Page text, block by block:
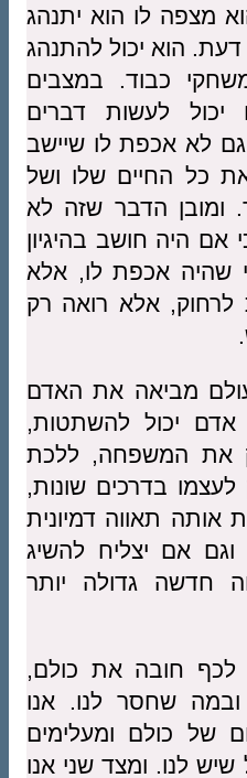
מצפה לו הוא יתנהג
הוא יכול להתנהג
כבוד. במצבים
יכול לעשות דברים
לא אכפת לו שיישב
כל החיים שלו ושל
ומובן הדבר שזה לא
היה חושב בהיגיון
שהיה אכפת לו, אלא
לרחוק, אלא רואה רק
מביאה את האדם
יכול להשתטות,
את המשפחה, ללכת
לעצמו בדרכים שונות,
אותה תאווה דמיונית
אם יצליח להשיג
חדשה גדולה יותר
לכף חובה את כולם,
שחסר לנו. אנו
של כולם ומעלימים
לנו. ומצד שני אנו